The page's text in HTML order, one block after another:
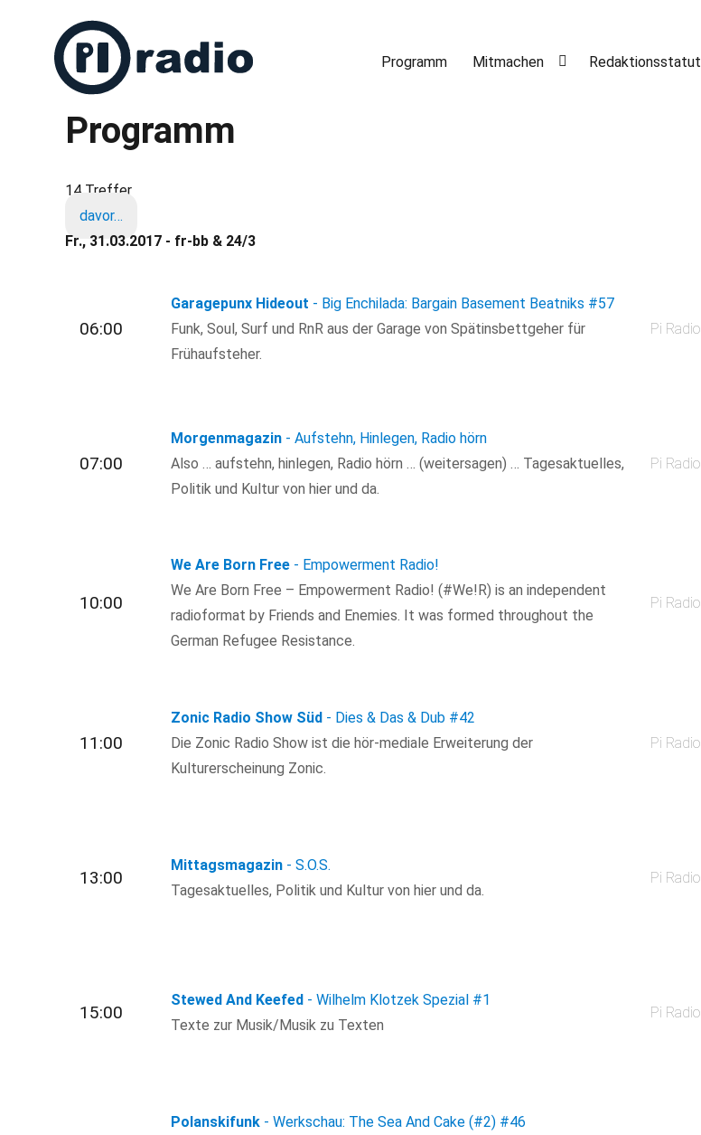
Freies Radio in Berlin
Programm Mitmachen Redaktionsstatut
Programm
14 Treffer
davor…
Fr., 31.03.2017 - fr-bb & 24/3
06:00
Garagepunx Hideout - Big Enchilada: Bargain Basement Beatniks #57
Funk, Soul, Surf und RnR aus der Garage von Spätinsbettgeher für
Frühaufsteher.
Pi Radio
07:00
Morgenmagazin - Aufstehn, Hinlegen, Radio hörn
Also … aufstehn, hinlegen, Radio hörn … (weitersagen) … Tagesaktuelles,
Politik und Kultur von hier und da.
Pi Radio
10:00
We Are Born Free - Empowerment Radio!
We Are Born Free – Empowerment Radio! (#We!R) is an independent
radioformat by Friends and Enemies. It was formed throughout the
German Refugee Resistance.
Pi Radio
11:00
Zonic Radio Show Süd - Dies & Das & Dub #42
Die Zonic Radio Show ist die hör-mediale Erweiterung der
Kulturerscheinung Zonic.
Pi Radio
13:00
Mittagsmagazin - S.O.S.
Tagesaktuelles, Politik und Kultur von hier und da.
Pi Radio
15:00
Stewed And Keefed - Wilhelm Klotzek Spezial #1
Texte zur Musik/Musik zu Texten
Pi Radio
Polanskifunk - Werkschau: The Sea And Cake (#2) #46